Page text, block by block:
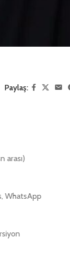
Paylaş:
arası)
WhatsApp